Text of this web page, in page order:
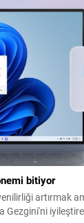
bitiyor
artırmak
Gezgini'ni